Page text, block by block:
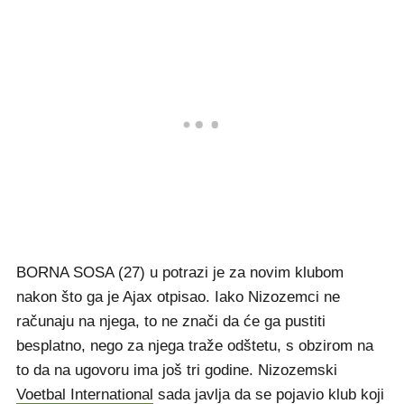
BORNA SOSA (27) u potrazi je za novim klubom
nakon što ga je Ajax otpisao. Iako Nizozemci ne
računaju na njega, to ne znači da će ga pustiti
besplatno, nego za njega traže odštetu, s obzirom na
to da na ugovoru ima još tri godine. Nizozemski
Voetbal International sada javlja da se pojavio klub koji